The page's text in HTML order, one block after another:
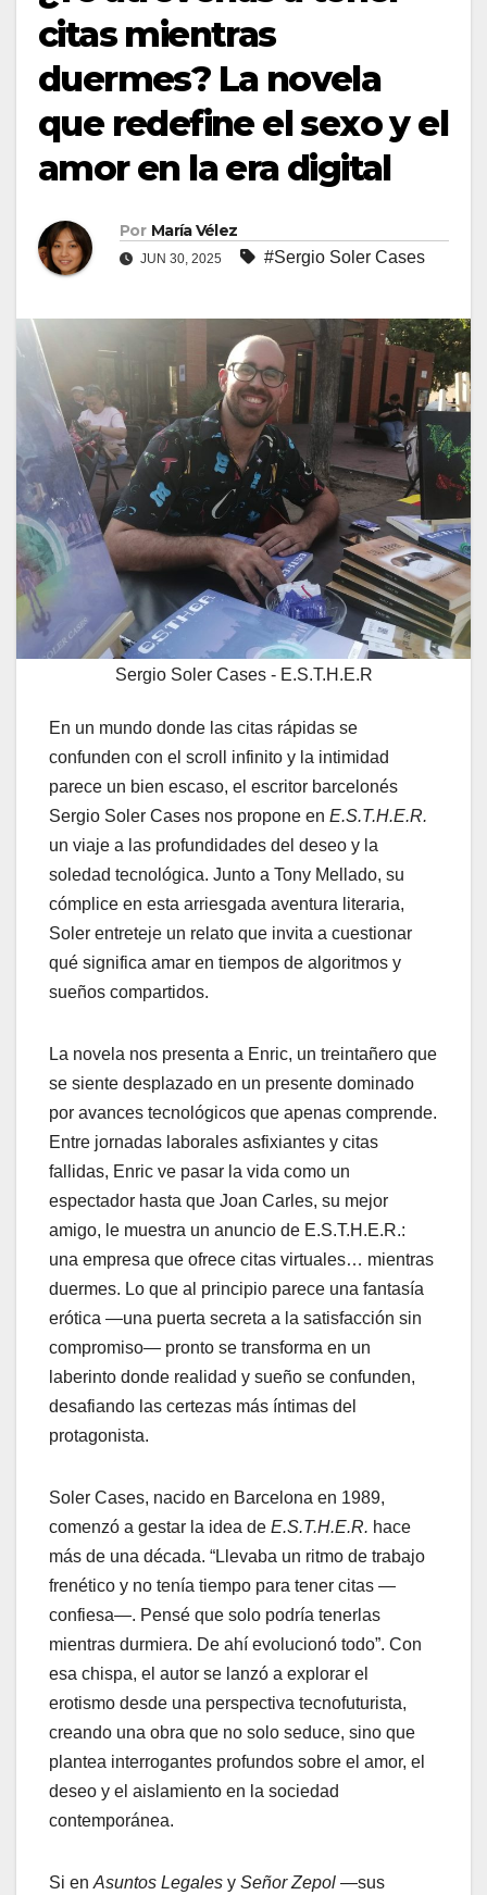
citas mientras
duermes? La novela
que redefine el sexo y el
amor en la era digital
Por María Vélez
JUN 30, 2025 #Sergio Soler Cases
Sergio Soler Cases - E.S.T.H.E.R
En un mundo donde las citas rápidas se
confunden con el scroll infinito y la intimidad
parece un bien escaso, el escritor barcelonés
Sergio Soler Cases nos propone en E.S.T.H.E.R.
un viaje a las profundidades del deseo y la
soledad tecnológica. Junto a Tony Mellado, su
cómplice en esta arriesgada aventura literaria,
Soler entreteje un relato que invita a cuestionar
qué significa amar en tiempos de algoritmos y
sueños compartidos.
La novela nos presenta a Enric, un treintañero que
se siente desplazado en un presente dominado
por avances tecnológicos que apenas comprende.
Entre jornadas laborales asfixiantes y citas
fallidas, Enric ve pasar la vida como un
espectador hasta que Joan Carles, su mejor
amigo, le muestra un anuncio de E.S.T.H.E.R.:
una empresa que ofrece citas virtuales… mientras
duermes. Lo que al principio parece una fantasía
erótica —una puerta secreta a la satisfacción sin
compromiso— pronto se transforma en un
laberinto donde realidad y sueño se confunden,
desafiando las certezas más íntimas del
protagonista.
Soler Cases, nacido en Barcelona en 1989,
comenzó a gestar la idea de E.S.T.H.E.R. hace
más de una década. “Llevaba un ritmo de trabajo
frenético y no tenía tiempo para tener citas —
confiesa—. Pensé que solo podría tenerlas
mientras durmiera. De ahí evolucionó todo”. Con
esa chispa, el autor se lanzó a explorar el
erotismo desde una perspectiva tecnofuturista,
creando una obra que no solo seduce, sino que
plantea interrogantes profundos sobre el amor, el
deseo y el aislamiento en la sociedad
contemporánea.
Si enAsuntos Legales y Señor Zepol —sus